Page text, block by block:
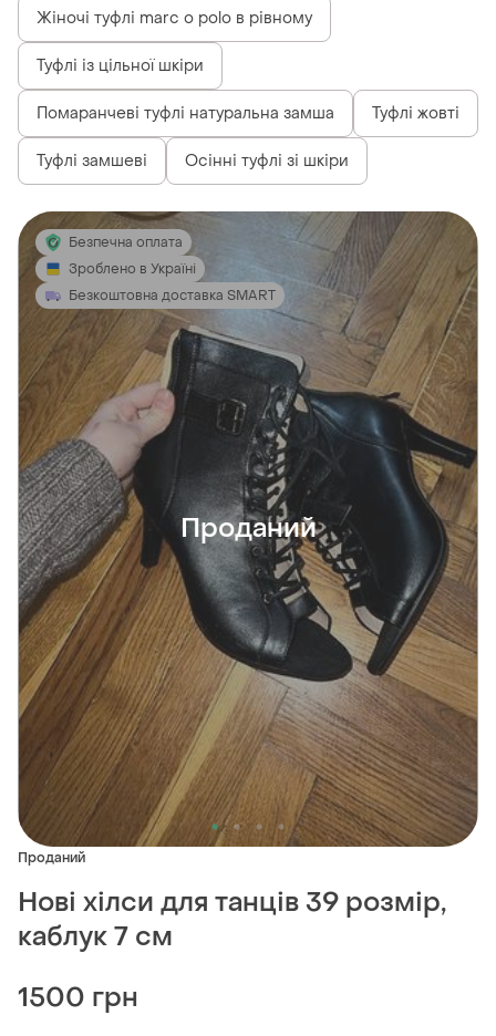
Жіночі туфлі marc o polo в рівному
Туфлі із цільної шкіри
Помаранчеві туфлі натуральна замша Туфлі жовті
Туфлі замшеві Осінні туфлі зі шкіри
Безпечна оплата
Зроблено в Україні
Безкоштовна доставка SMART
Проданий
Проданий
Нові хілси для танців 39 розмір,
каблук 7 см
1500 грн